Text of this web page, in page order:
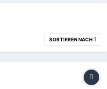
SORTIEREN NACH